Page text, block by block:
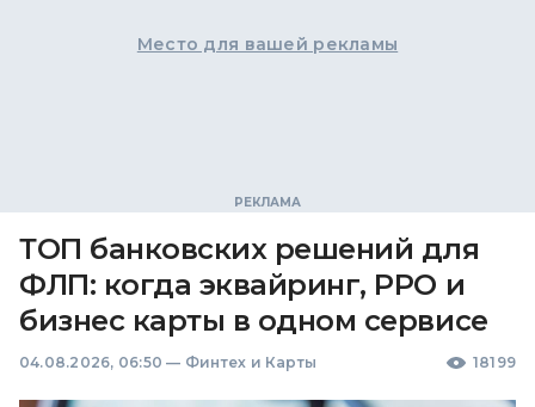
Место для вашей рекламы
ТОП банковских решений для
ФЛП: когда эквайринг, РРО и
бизнес карты в одном сервисе
04.08.2026, 06:50 — Финтех и Карты 18199